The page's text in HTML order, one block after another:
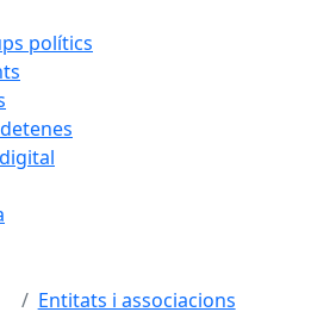
polítics
Entitats i associacions